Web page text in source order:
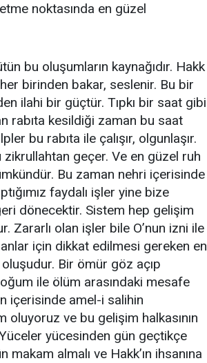
noktasında en güzel
bu oluşumların kaynağıdır. Hakk
birinden bakar, seslenir. Bu bir
ilahi bir güçtür. Tıpkı bir saat gibi
rabıta kesildiği zaman bu saat
bu rabıta ile çalışır, olgunlaşır.
geçer. Ve en güzel ruh
Bu zaman nehri içerisinde
faydalı işler yine bize
dönecektir. Sistem hep gelişim
Zararlı olan işler bile O’nun izni ile
için dikkat edilmesi gereken en
Bir ömür göz açıp
ile ölüm arasındaki mesafe
içerisinde amel-i salihin
ve bu gelişim halkasının
yücesinden gün geçtikçe
almalı ve Hakk’ın ihsanına